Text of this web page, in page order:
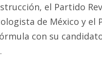
el Partido
de México y
con su